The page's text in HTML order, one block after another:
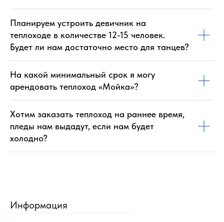
Планируем устроить девичник на
теплоходе в количестве 12-15 человек.
Будет ли нам достаточно место для танцев?
На какой минимальный срок я могу
арендовать теплоход «Мойка»?
Хотим заказать теплоход на раннее время,
пледы нам выдадут, если нам будет
холодно?
Информация